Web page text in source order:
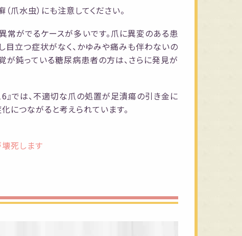
爪水虫）にも注意してください。
がでるケースが多いです。爪に異変のある患
目立つ症状がなく、かゆみや痛みも伴わないの
が鈍っている糖尿病患者の方は、さらに発見が
』では、不適切な爪の処置が足潰瘍の引き金に
につながると考えられています。
死します